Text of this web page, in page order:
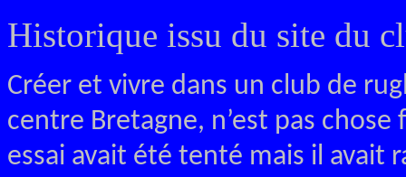
Historique issu du site du
Créer et vivre dans un club de
centre Bretagne, n’est pas
essai avait été tenté mais il